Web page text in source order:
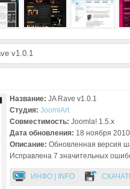
v1.0.1
Название: JA Rave v1.0.1
Студия: JoomlArt
Совместимость: Joomla! 1.5.x
Дата обновления: 18 ноября 2010
Описание: Обновленная версия
Исправлена 7 значительных
ИНФО | INFO